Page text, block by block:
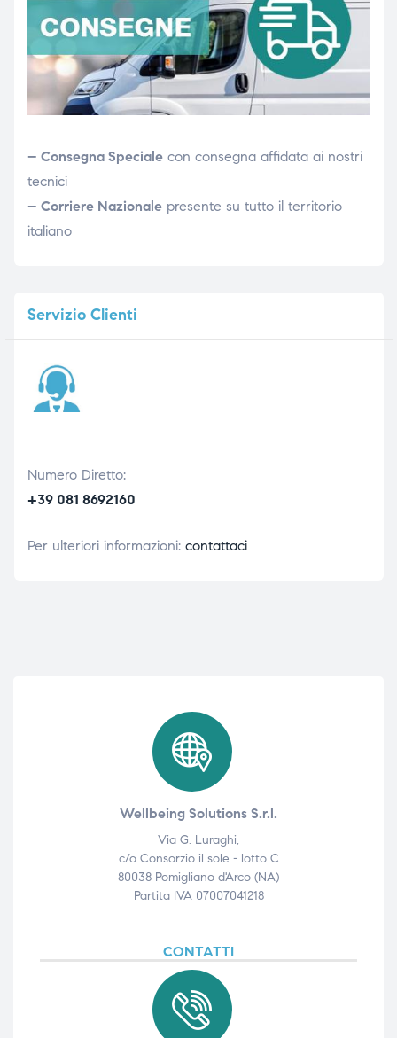
– Consegna Specialecon consegna affidata ai nostri
tecnici
– Corriere Nazionalepresente su tutto il territorio
italiano
ServizioClienti
Numero Diretto:
+39 081 8692160
Per ulteriori informazioni: contattaci
Wellbeing Solutions S.r.l.
Via G. Luraghi,
c/o Consorzio il sole - lotto C
80038 Pomigliano d'Arco (NA)
Partita IVA 07007041218
CONTATTI